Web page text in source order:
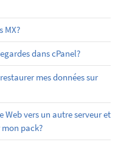
MX?
dans cPanel?
mes données sur
vers un autre serveur et
pack?